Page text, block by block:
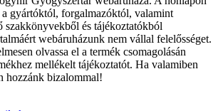
gyártóktól, forgalmazóktól, valamint
szakkönyvekből és tájékoztatókból
webáruházunk nem vállal felelősséget.
olvassa el a termék csomagolásán
mellékelt tájékoztatót. Ha valamiben
hozzánk bizalommal!